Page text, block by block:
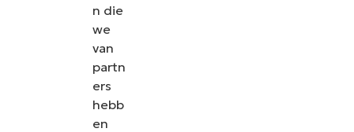
n die
we
van
partn
ers
hebb
en